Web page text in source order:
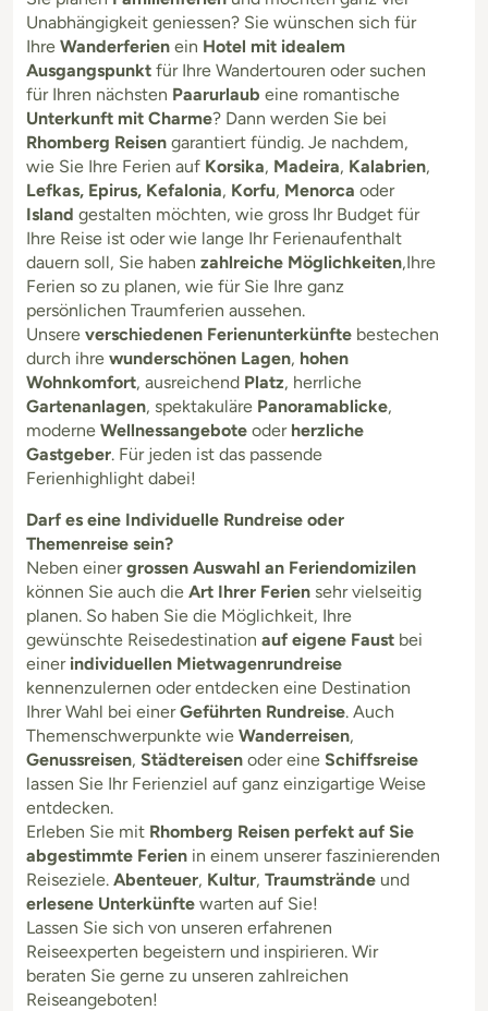
Unabhängigkeit geniessen? Sie wünschen sich für
Ihre Wanderferien ein Hotel mit idealem
Ausgangspunkt für Ihre Wandertouren oder suchen
für Ihren nächsten Paarurlaub eine romantische
Unterkunft mit Charme? Dann werden Sie bei
Rhomberg Reisen garantiert fündig. Je nachdem,
wie Sie Ihre Ferien auf Korsika, Madeira, Kalabrien,
Lefkas, Epirus, Kefalonia, Korfu, Menorca oder
Island gestalten möchten, wie gross Ihr Budget für
Ihre Reise ist oder wie lange Ihr Ferienaufenthalt
dauern soll, Sie haben zahlreiche Möglichkeiten,Ihre
Ferien so zu planen, wie für Sie Ihre ganz
persönlichen Traumferien aussehen.
Unsere verschiedenen Ferienunterkünfte bestechen
durch ihre wunderschönen Lagen, hohen
Wohnkomfort, ausreichend Platz, herrliche
Gartenanlagen, spektakuläre Panoramablicke,
moderne Wellnessangebote oder herzliche
Gastgeber. Für jeden ist das passende
Ferienhighlight dabei!
Darf es eine Individuelle Rundreise oder
Themenreise sein?
Neben einergrossen Auswahl an Feriendomizilen
können Sie auch die Art Ihrer Ferien sehr vielseitig
planen. So haben Sie die Möglichkeit, Ihre
gewünschte Reisedestination auf eigene Faust bei
einer individuellen Mietwagenrundreise
kennenzulernen oder entdecken eine Destination
Ihrer Wahl bei einerGeführten Rundreise. Auch
Themenschwerpunkte wie Wanderreisen,
Genussreisen, Städtereisen oder eine Schiffsreise
lassen Sie Ihr Ferienziel auf ganz einzigartige Weise
entdecken.
Erleben Sie mit Rhomberg Reisen perfekt auf Sie
abgestimmte Ferien in einem unserer faszinierenden
Reiseziele. Abenteuer, Kultur, Traumstrände und
erlesene Unterkünfte warten auf Sie!
Lassen Sie sich von unseren erfahrenen
Reiseexperten begeistern und inspirieren. Wir
beraten Sie gerne zu unseren zahlreichen
Reiseangeboten!